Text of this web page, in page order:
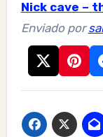
Nick cave –
Enviado por